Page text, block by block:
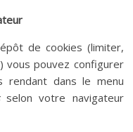
de cookies (limiter,
vous pouvez configurer
rendant dans le menu
selon votre navigateur